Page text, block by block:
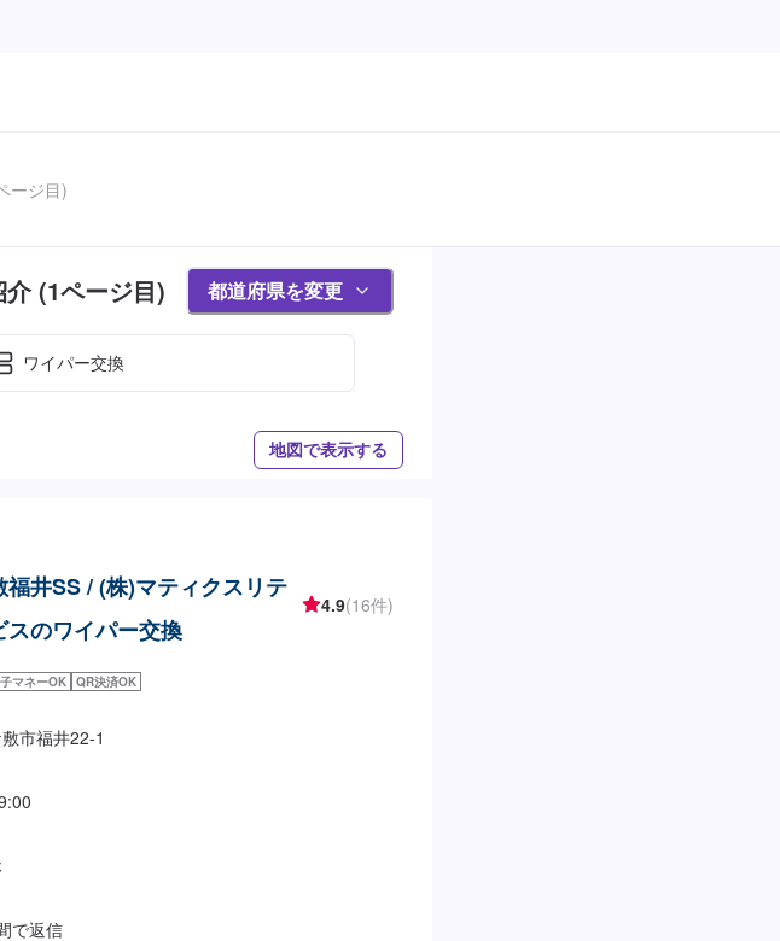
ージ目)
(1ページ目) 都道府県を変更
ワイパー交換
地図で表示する
福井SS / (株)マティクスリテ
スのワイパー交換
4.9(16件)
マネーOK QR決済OK
市福井22-1
で返信